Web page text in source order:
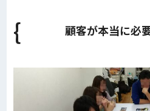
顧客が本当に必